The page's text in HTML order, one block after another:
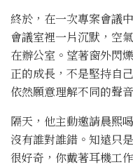
終於，在一次專案會議
會議室裡一片沉默，空
在辦公室。望著窗外閃
正的成長，不是堅持自
依然願意理解不同的聲音
隔天，他主動邀請晨熙
沒有誰對誰錯。知遠只
很好奇，你戴著耳機工